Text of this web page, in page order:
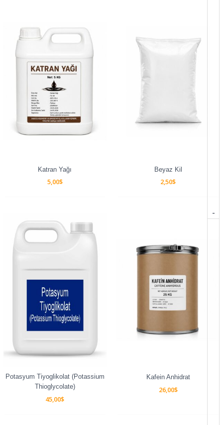
-
Katran Yağı
5,00$
Beyaz Kil
2,50$
Potasyum Tiyoglikolat (Potassium
Thioglycolate)
45,00$
Kafein Anhidrat
26,00$